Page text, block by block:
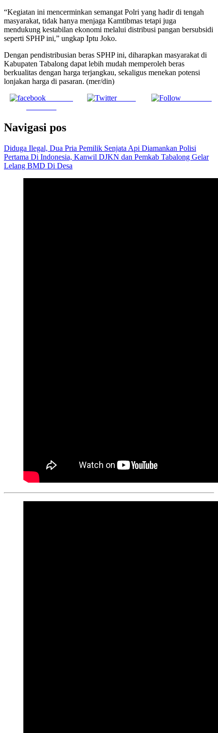
“Kegiatan ini mencerminkan semangat Polri yang hadir di tengah
masyarakat, tidak hanya menjaga Kamtibmas tetapi juga
mendukung kestabilan ekonomi melalui distribusi pangan bersubsidi
seperti SPHP ini,” ungkap Iptu Joko.
Dengan pendistribusian beras SPHP ini, diharapkan masyarakat di
Kabupaten Tabalong dapat lebih mudah memperoleh beras
berkualitas dengan harga terjangkau, sekaligus menekan potensi
lonjakan harga di pasaran. (mer/din)
Tweet
Navigasi pos
Diduga Ilegal, Dua Pria Pemilik Senjata Api Diamankan Polisi
Pertama Di Indonesia, Kanwil DJKN dan Pemkab Tabalong Gelar
Lelang BMD Di Desa